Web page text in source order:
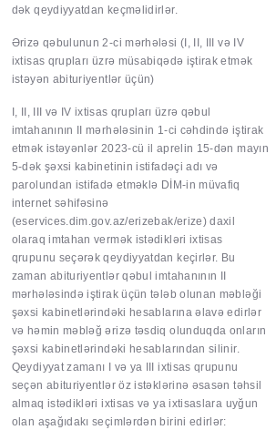
dək qeydiyyatdan keçməlidirlər.
Ərizə qəbulunun 2-ci mərhələsi (I, II, III və IV
ixtisas qrupları üzrə müsabiqədə iştirak etmək
istəyən abituriyentlər üçün)
I, II, III və IV ixtisas qrupları üzrə qəbul
imtahanının II mərhələsinin 1-ci cəhdində iştirak
etmək istəyənlər 2023-cü il aprelin 15-dən mayın
5-dək şəxsi kabi­netinin istifadəçi adı və
parolundan istifadə etmək­lə DİM-in mü­va­fiq
internet səhifəsinə
(eservices.dim.gov.az/erizebak/erize) daxil
olaraq imtahan vermək istədikləri ixtisas
qrupunu seçərək qeydiyyatdan keçirlər. Bu
zaman abituriyentlər qəbul imtahanının II
mərhələsində iştirak üçün tələb olunan məbləği
şəxsi kabinetlərindəki hesablarına əlavə edirlər
və həmin məbləğ ərizə təsdiq olunduqda onların
şəxsi kabinetlərindəki hesablarından silinir.
Qeydiyyat zamanı I və ya III ixtisas qrupunu
seçən abituriyentlər öz istəklərinə əsasən təhsil
almaq istədikləri ixtisas və ya ixtisaslara uyğun
olan aşağıdakı seçimlərdən birini edirlər: